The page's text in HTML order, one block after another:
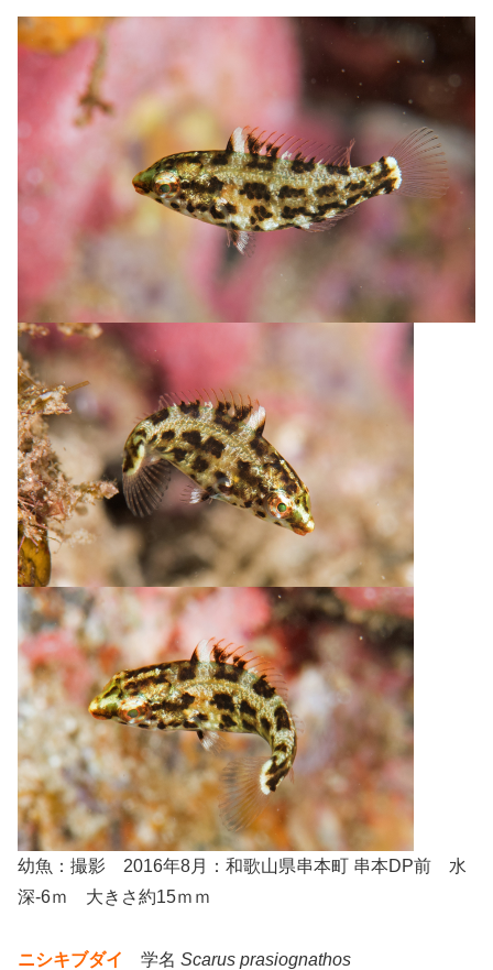
幼魚：撮影 2016年8月：和歌山県串本町 串本DP前 水
深-6ｍ 大きさ約15ｍｍ
ニシキブダイ 学名 Scarus prasiognathos